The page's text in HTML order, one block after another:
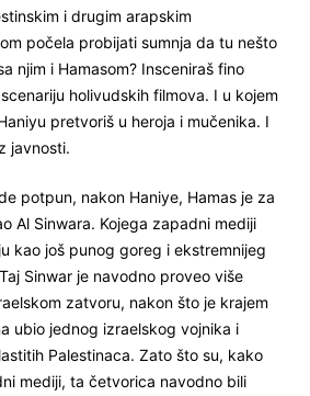
i drugim arapskim
počela probijati sumnja da tu nešto
njim i Hamasom? Insceniraš fino
holivudskih filmova. I u kojem
pretvoriš u heroja i mučenika. I
javnosti.
potpun, nakon Haniye, Hamas je za
Al Sinwara. Kojega zapadni mediji
kao još punog goreg i ekstremnijeg
Sinwar je navodno proveo više
zatvoru, nakon što je krajem
ubio jednog izraelskog vojnika i
Palestinaca. Zato što su, kako
mediji, ta četvorica navodno bili